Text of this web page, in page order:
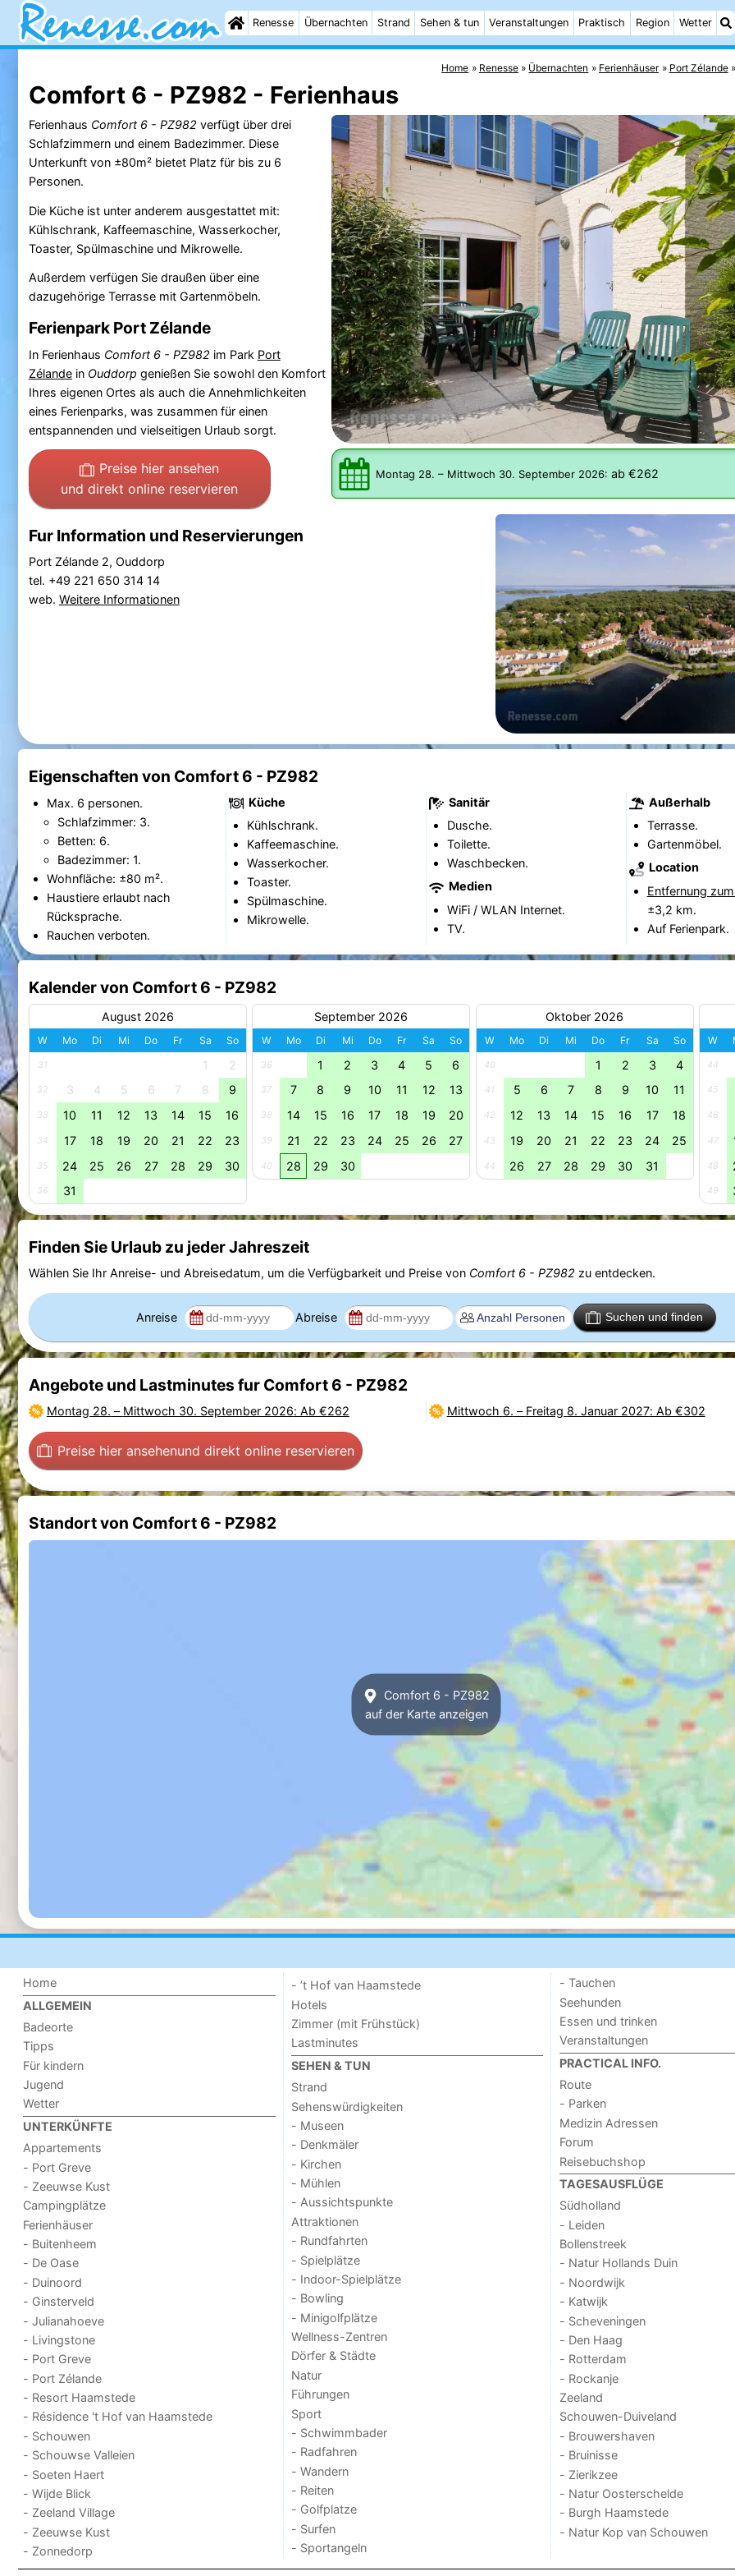
Renesse Übernachten Strand Sehen & tun Veranstaltungen Praktisch Region Wetter
Home Renesse Übernachten Ferienhäuser Port Zélande
Comfort 6 - PZ982 - Ferienhaus
Montag 28. – Mittwoch 30. September 2026: ab €262
Ferienhaus Comfort 6 - PZ982 verfügt über drei
Schlafzimmern und einem Badezimmer. Diese
Unterkunft von ±80m² bietet Platz für bis zu 6
Personen.
Die Küche ist unter anderem ausgestattet mit:
Kühlschrank, Kaffeemaschine, Wasserkocher,
Toaster, Spülmaschine und Mikrowelle.
Außerdem verfügen Sie draußen über eine
dazugehörige Terrasse mit Gartenmöbeln.
Ferienpark Port Zélande
In Ferienhaus Comfort 6 - PZ982 im Park Port
Zélandein Ouddorp genießen Sie sowohl den Komfort
Ihres eigenen Ortes als auch die Annehmlichkeiten
eines Ferienparks, was zusammen für einen
entspannenden und vielseitigen Urlaub sorgt.
Preise hier ansehen
und direkt online reservieren
Fur Information und Reservierungen
Port Zélande 2, Ouddorp
tel. +49 221 650 314 14
web. Weitere Informationen
Eigenschaften von Comfort 6 - PZ982
Max. 6 personen.
Schlafzimmer: 3.
Betten: 6.
Badezimmer: 1.
Wohnfläche: ±80 m².
Haustiere erlaubt nach
Rücksprache.
Rauchen verboten.
Küche
Kühlschrank.
Kaffeemaschine.
Wasserkocher.
Toaster.
Spülmaschine.
Mikrowelle.
Sanitär
Dusche.
Toilette.
Waschbecken.
Medien
WiFi / WLAN Internet.
TV.
Außerhalb
Terrasse.
Gartenmöbel.
Location
Entfernung
±3,2 km.
Auf Ferienpark.
Kalender von Comfort 6 - PZ982
August 2026
W Mo Di Mi Do Fr Sa So
31 1 2
32 3 4 5 6 7 8 9
33 10 11 12 13 14 15 16
34 17 18 19 20 21 22 23
35 24 25 26 27 28 29 30
36 31
September 2026
W Mo Di Mi Do Fr Sa So
36 1 2 3 4 5 6
37 7 8 9 10 11 12 13
38 14 15 16 17 18 19 20
39 21 22 23 24 25 26 27
40 28 29 30
Oktober 2026
W Mo Di Mi Do Fr Sa So
40 1 2 3 4
41 5 6 7 8 9 10 11
42 12 13 14 15 16 17 18
43 19 20 21 22 23 24 25
44 26 27 28 29 30 31
W
44
45
46
47
48
49
Finden Sie Urlaub zu jeder Jahreszeit
Wählen Sie Ihr Anreise- und Abreisedatum, um die Verfügbarkeit und Preise von Comfort 6 - PZ982 zu entdecken.
Anreise Abreise Suchen und finden
Angebote und Lastminutes fur Comfort 6 - PZ982
Montag 28. – Mittwoch 30. September 2026: Ab €262 Mittwoch 6. – Freitag 8. Januar 2027: Ab €302
Preise hier ansehenund direkt online reservieren
Standort von Comfort 6 - PZ982
Comfort 6 - PZ982
auf der Karte anzeigen
Home
ALLGEMEIN
Badeorte
Tipps
Für kindern
Jugend
Wetter
UNTERKÜNFTE
Appartements
- Port Greve
- Zeeuwse Kust
Campingplätze
Ferienhäuser
- Buitenheem
- De Oase
- Duinoord
- Ginsterveld
- Julianahoeve
- Livingstone
- Port Greve
- Port Zélande
- Resort Haamstede
- Résidence 't Hof van Haamstede
- Schouwen
- Schouwse Valleien
- Soeten Haert
- Wijde Blick
- Zeeland Village
- Zeeuwse Kust
- Zonnedorp
- ’t Hof van Haamstede
Hotels
Zimmer (mit Frühstück)
Lastminutes
SEHEN & TUN
Strand
Sehenswürdigkeiten
- Museen
- Denkmäler
- Kirchen
- Mühlen
- Aussichtspunkte
Attraktionen
- Rundfahrten
- Spielplätze
- Indoor-Spielplätze
- Bowling
- Minigolfplätze
Wellness-Zentren
Dörfer & Städte
Natur
Führungen
Sport
- Schwimmbader
- Radfahren
- Wandern
- Reiten
- Golfplatze
- Surfen
- Sportangeln
- Tauchen
Seehunden
Essen und trinken
Veranstaltungen
PRACTICAL INFO.
Route
- Parken
Medizin Adressen
Forum
Reisebuchshop
TAGESAUSFLÜGE
Südholland
- Leiden
Bollenstreek
- Natur Hollands Duin
- Noordwijk
- Katwijk
- Scheveningen
- Den Haag
- Rotterdam
- Rockanje
Zeeland
Schouwen-Duiveland
- Brouwershaven
- Bruinisse
- Zierikzee
- Natur Oosterschelde
- Burgh Haamstede
- Natur Kop van Schouwen